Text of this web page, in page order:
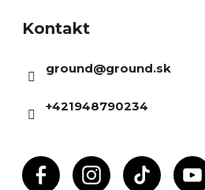
Kontakt
ground@ground.sk
+421948790234